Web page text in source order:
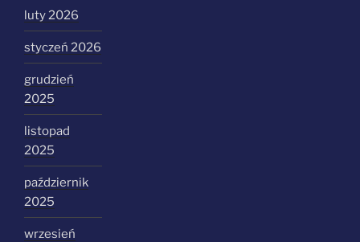
luty 2026
styczeń 2026
grudzień
2025
listopad
2025
październik
2025
wrzesień